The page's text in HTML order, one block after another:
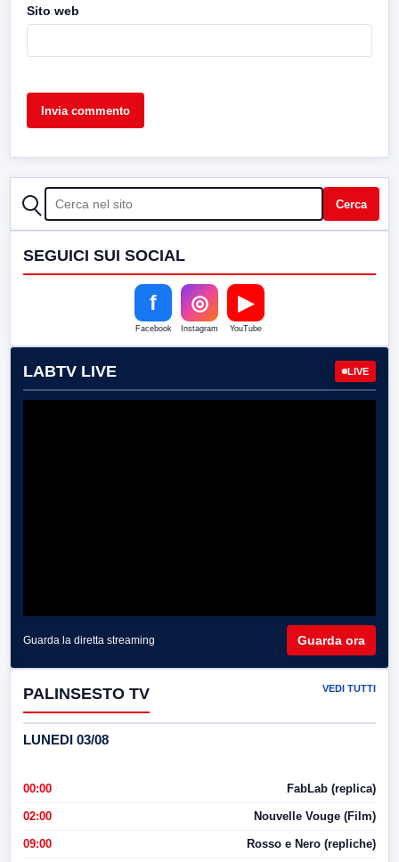
Sito web
CERCA Cerca
SEGUICI SUI SOCIAL
f
Facebook
◎
Instagram
▶
YouTube
LABTV LIVE LIVE
Guarda la diretta streaming Guarda ora
PALINSESTO TV VEDI TUTTI
LUNEDI 03/08
00:00 FabLab (replica)
02:00 Nouvelle Vouge (Film)
09:00 Rosso e Nero (repliche)